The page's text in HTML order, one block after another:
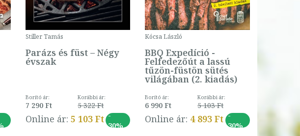
Stiller Tamás
Parázs és füst – Négy
évszak
Borító ár:
7 290 Ft
Korábbi ár:
5 322 Ft
Online ár: 5 103 Ft -
30%
Kócsa László
BBQ Expedíció -
Felfedezőút a lassú
tűzön-füstön sütés
világában (2. kiadás)
Borító ár:
6 990 Ft
Korábbi ár:
5 103 Ft
Online ár: 4 893 Ft -
30%